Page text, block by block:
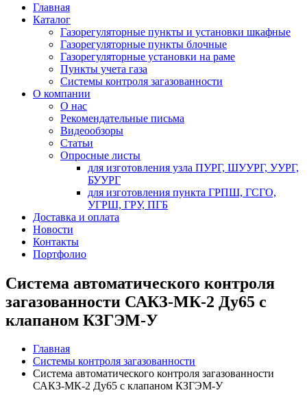
Главная
Каталог
Газорегуляторные пункты и установки шкафные
Газорегуляторные пункты блочные
Газорегуляторные установки на раме
Пункты учета газа
Системы контроля загазованности
О компании
О нас
Рекомендательные письма
Видеообзоры
Статьи
Опросные листы
для изготовления узла ПУРГ, ШУУРГ, УУРГ,
БУУРГ
для изготовления пункта ГРПШ, ГСГО,
УГРШ, ГРУ, ПГБ
Доставка и оплата
Новости
Контакты
Портфолио
Система автоматического контроля
загазованности САКЗ-МК-2 Ду65 с
клапаном КЗГЭМ-У
Главная
Системы контроля загазованности
Система автоматического контроля загазованности
САКЗ-МК-2 Ду65 с клапаном КЗГЭМ-У